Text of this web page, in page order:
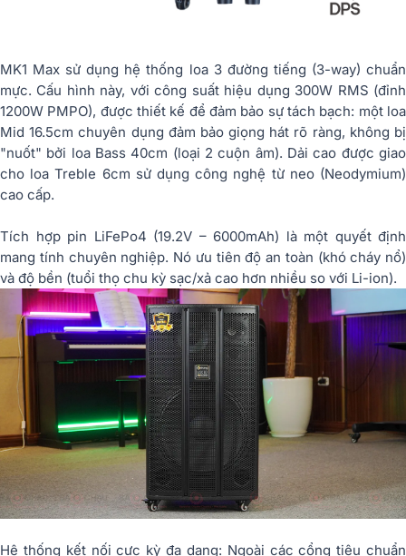
MK1 Max sử dụng hệ thống loa 3 đường tiếng (3-way) chuẩn
mực. Cấu hình này, với công suất hiệu dụng 300W RMS (đỉnh
1200W PMPO), được thiết kế để đảm bảo sự tách bạch: một loa
Mid 16.5cm chuyên dụng đảm bảo giọng hát rõ ràng, không bị
"nuốt" bởi loa Bass 40cm (loại 2 cuộn âm). Dải cao được giao
cho loa Treble 6cm sử dụng công nghệ từ neo (Neodymium)
cao cấp.
Tích hợp pin LiFePo4 (19.2V – 6000mAh) là một quyết định
mang tính chuyên nghiệp. Nó ưu tiên độ an toàn (khó cháy nổ)
và độ bền (tuổi thọ chu kỳ sạc/xả cao hơn nhiều so với Li-ion).
Hệ thống kết nối cực kỳ đa dạng: Ngoài các cổng tiêu chuẩn